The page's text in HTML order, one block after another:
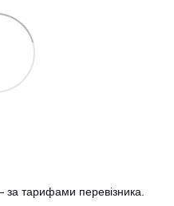
тарифами перевізника.